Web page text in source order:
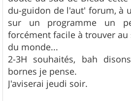
du-guidon de l'aut' forum, à
sur un programme un
forcément facile à trouver au
du monde...
2-3H souhaités, bah
bornes je pense.
J'aviserai jeudi soir.